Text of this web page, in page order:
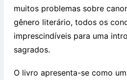
muitos problemas sobre
gênero literário, todos os
imprescindíveis para uma
sagrados.
O livro apresenta-se como